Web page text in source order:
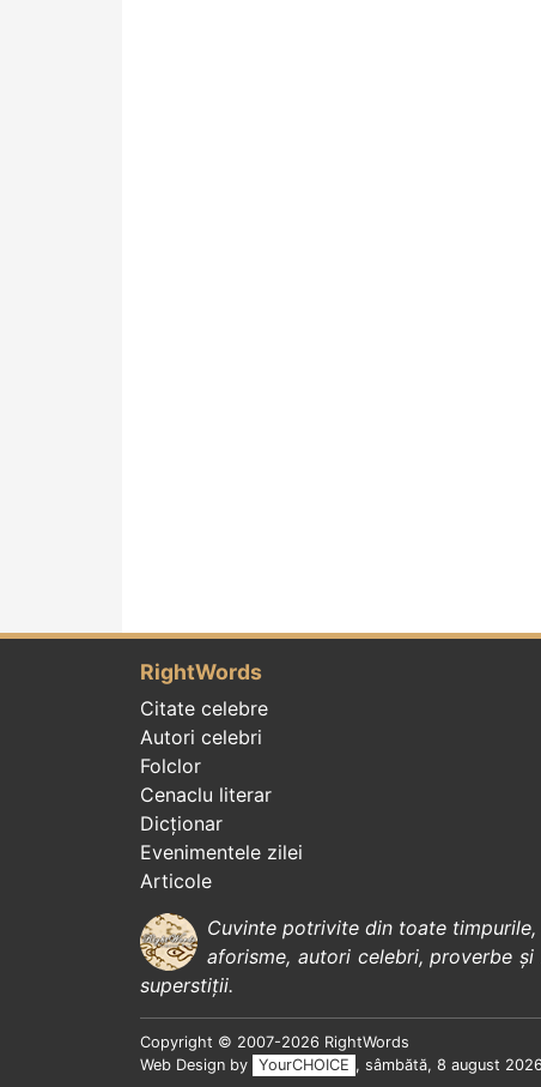
RightWords
Citate celebre
Autori celebri
Folclor
Cenaclu literar
Dicționar
Evenimentele zilei
Articole
Cuvinte potrivite din toate
aforisme, autori celebri,proverbe
superstiții.
Copyright © 2007-2026 RightWords
Web Design by
YourCHOICE , sâmbătă, 8 august 2026